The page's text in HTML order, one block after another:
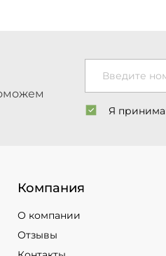
Введите
Я
Компания
О компании
Отзывы